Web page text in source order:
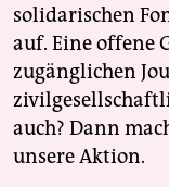
solidarischen
auf. Eine offene
zugänglichen
auch? Dann
unsere Aktion.